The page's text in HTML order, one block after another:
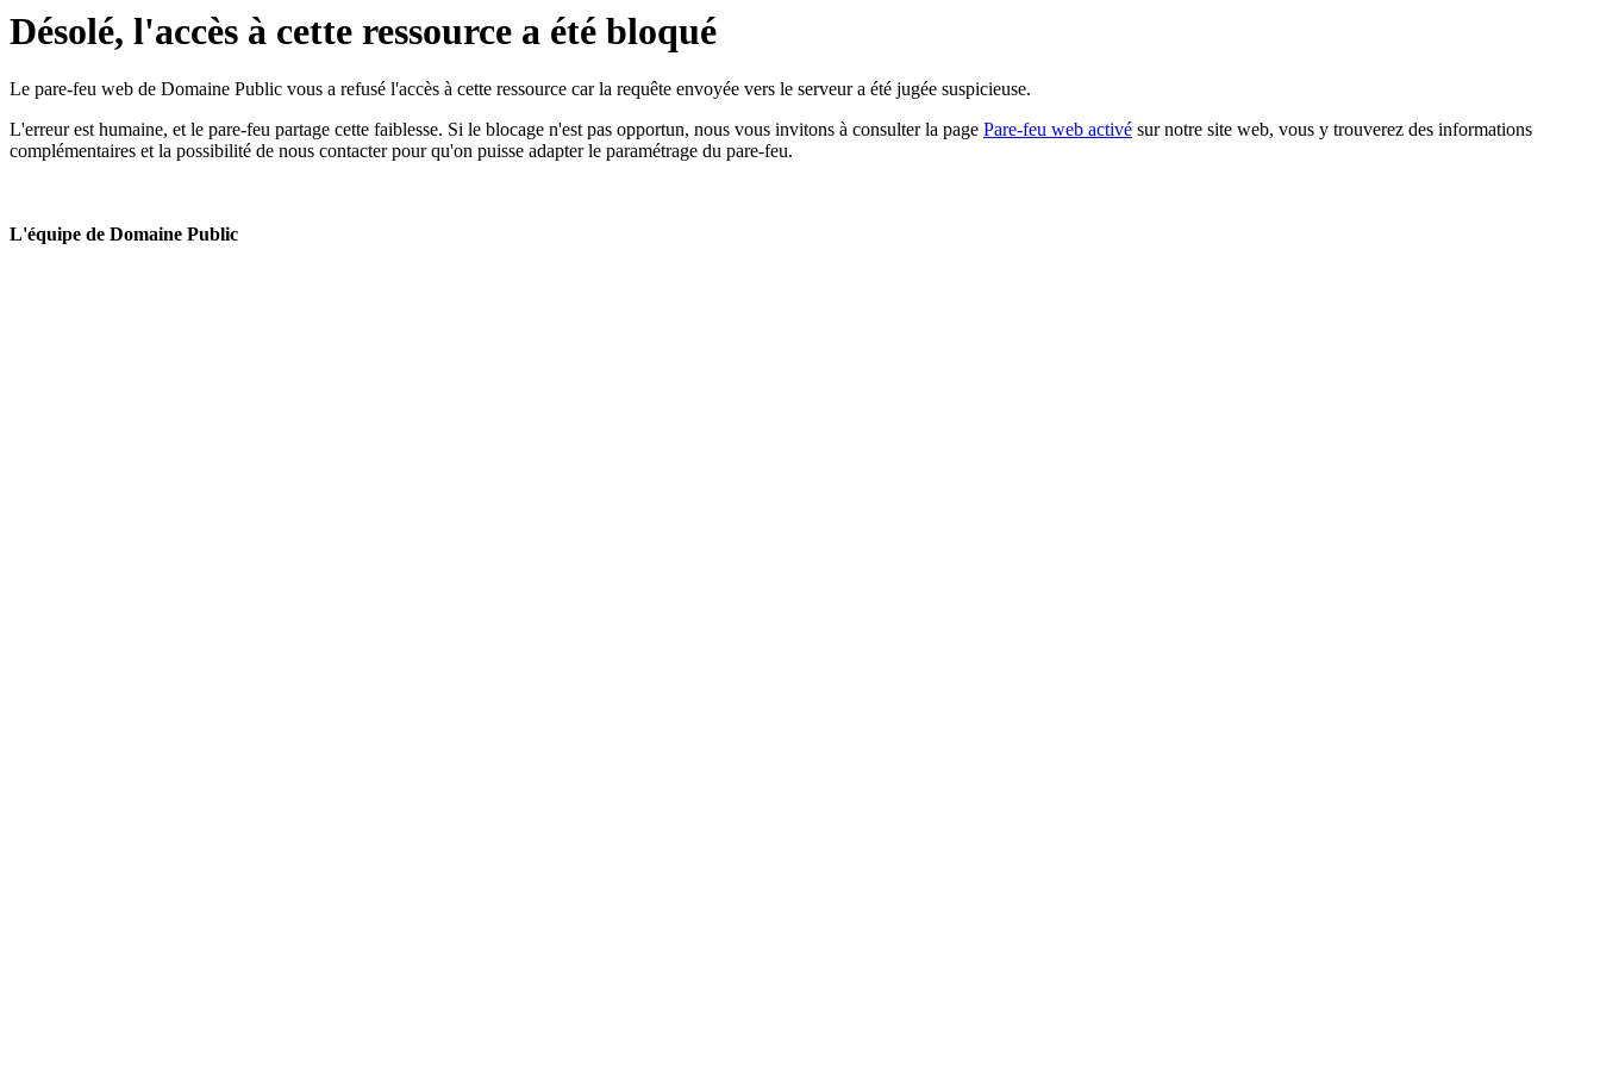
Désolé, l'accès à cette ressource a été bloqué
Le pare-feu web de Domaine Public vous a refusé l'accès à cette ressource car la requête envoyée vers le serveur a été jugée suspicieuse.
L'erreur est humaine, et le pare-feu partage cette faiblesse. Si le blocage n'est pas opportun, nous vous invitons à consulter la page Pare-feu web activé sur notre site web, vous y trouverez des informations
complémentaires et la possibilité de nous contacter pour qu'on puisse adapter le paramétrage du pare-feu.
L'équipe de Domaine Public